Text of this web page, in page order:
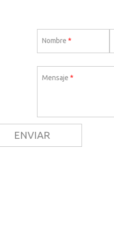
Nombre *
Mensaje *